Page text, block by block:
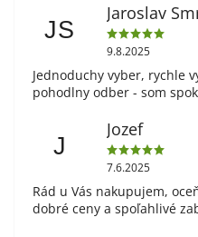
JS
Jaroslav
9.8.2025
Jednoduchy vyber, rychle
pohodlny odber - som
J
Jozef
7.6.2025
Rád u Vás nakupujem,
dobré ceny a spoľahlivé